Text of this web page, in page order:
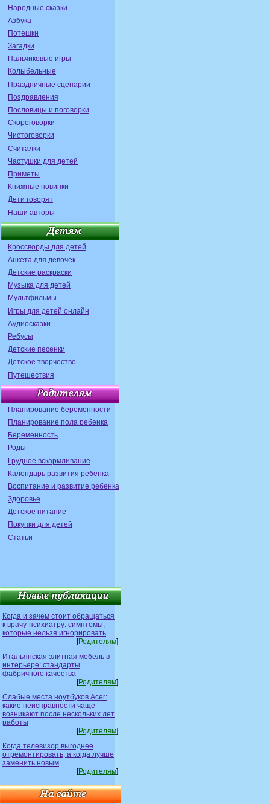
Народные сказки
Азбука
Потешки
Загадки
Пальчиковые игры
Колыбельные
Праздничные сценарии
Поздравления
Пословицы и поговорки
Скороговорки
Чистоговорки
Считалки
Частушки для детей
Приметы
Книжные новинки
Дети говорят
Наши авторы
Кроссворды для детей
Анкета для девочек
Детские раскраски
Музыка для детей
Мультфильмы
Игры для детей онлайн
Аудиосказки
Ребусы
Детские песенки
Детское творчество
Путешествия
Планирование беременности
Планирование пола ребенка
Беременность
Роды
Грудное вскармливание
Календарь развития ребенка
Воспитание и развитие ребенка
Здоровье
Детское питание
Покупки для детей
Статьи
Когда и зачем стоит обращаться
к врачу-психиатру: симптомы,
которые нельзя игнорировать
[Родителям]
Итальянская элитная мебель в
интерьере: стандарты
фабричного качества
[Родителям]
Слабые места ноутбуков Acer:
какие неисправности чаще
возникают после нескольких лет
работы
[Родителям]
Когда телевизор выгоднее
отремонтировать, а когда лучше
заменить новым
[Родителям]